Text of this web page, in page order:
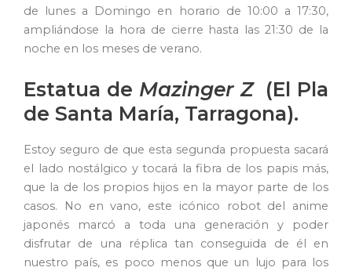
de lunes a Domingo en horario de 10:00 a 17:30,
ampliándose la hora de cierre hasta las 21:30 de la
noche en los meses de verano.
Estatua de Mazinger Z(El Pla
de Santa María, Tarragona).
Estoy seguro de que esta segunda propuesta sacará
el lado nostálgico y tocará la fibra de los papis más,
que la de los propios hijos en la mayor parte de los
casos. No en vano, este icónico robot del anime
japonés marcó a toda una generación y poder
disfrutar de una réplica tan conseguida de él en
nuestro país, es poco menos que un lujo para los